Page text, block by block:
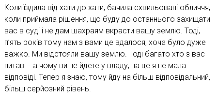
Коли їздила від хати до хати, бачила схвильовані обличчя,
коли приймала рішення, що буду до останнього захищати
вас в суді і не дам шахраям вкрасти вашу землю. Тоді,
п’ять років тому нам з вами це вдалося, хоча було дуже
важко. Ми відстояли вашу землю. Тоді багато хто з вас
питав – а чому ви не йдете у владу, на це я не мала
відповіді. Тепер я знаю, тому йду на більш відповідальний,
більш серйозний рівень.